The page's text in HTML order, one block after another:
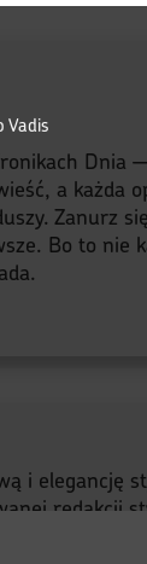
Vadis
Dnia
a każda
Zanurz
Bo to nie
i
redakcji